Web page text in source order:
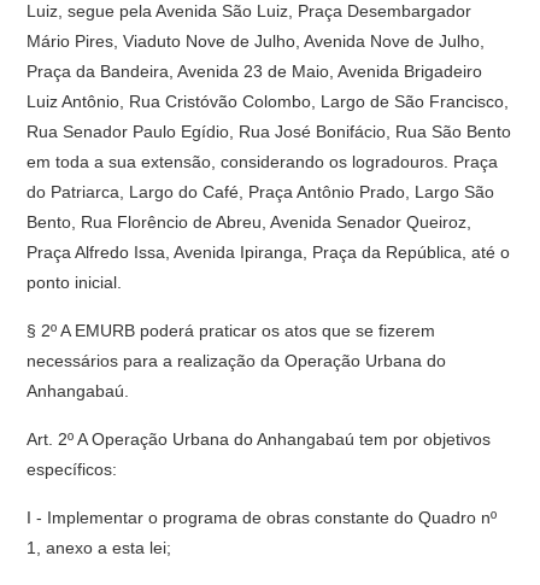
Luiz, segue pela Avenida São Luiz, Praça Desembargador
Mário Pires, Viaduto Nove de Julho, Avenida Nove de Julho,
Praça da Bandeira, Avenida 23 de Maio, Avenida Brigadeiro
Luiz Antônio, Rua Cristóvão Colombo, Largo de São Francisco,
Rua Senador Paulo Egídio, Rua José Bonifácio, Rua São Bento
em toda a sua extensão, considerando os logradouros. Praça
do Patriarca, Largo do Café, Praça Antônio Prado, Largo São
Bento, Rua Florêncio de Abreu, Avenida Senador Queiroz,
Praça Alfredo Issa, Avenida Ipiranga, Praça da República, até o
ponto inicial.
§ 2º A EMURB poderá praticar os atos que se fizerem
necessários para a realização da Operação Urbana do
Anhangabaú.
Art. 2º A Operação Urbana do Anhangabaú tem por objetivos
específicos:
I - Implementar o programa de obras constante do Quadro nº
1, anexo a esta lei;